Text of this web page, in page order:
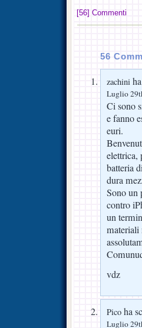
[56] Commenti
56
zachini
Luglio
Ci sono
e fanno
euri.
elettrica,
batteria
dura
Sono un
contro
un
materiali
vdz
Pico ha
Luglio